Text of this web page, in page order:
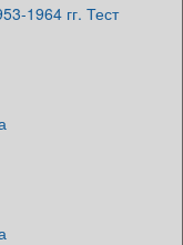
1964 гг. Тест